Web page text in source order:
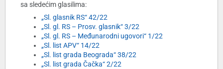
sa sledećim glasilima:
„Sl. glasnik RS“ 42/22
„Sl. gl. RS – Prosv. glasnik“ 3/22
„Sl. gl. RS – Međunarodni ugovori“ 1/22
„Sl. list APV“ 14/22
„Sl. list grada Beograda“ 38/22
„Sl. list grada Čačka“ 2/22